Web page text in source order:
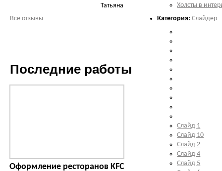
Татьяна
Все отзывы
Последние работы
Оформление ресторанов KFC
Холсты в
Категория: Слайдер
Слайд 1
Слайд 10
Слайд 2
Слайд 4
Слайд 5